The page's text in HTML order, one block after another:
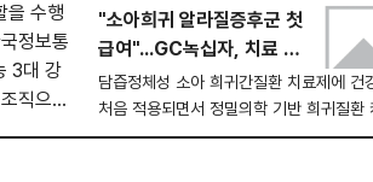
을 수행
정보통
3대 강
직으로
수성에 경고등이 켜진 가운데, 2026년을
본격화하는 ‘기관 투자의 시대’에서 생존
험대에 올랐다는 분석이다. 현지시각 기준
(USA) 가상자산 전문 매체 데일리코인은
가 2025년 한 해 동안 60 이상 하락
"소아희귀 알라질증후군 첫
급여"...GC녹십자, 치료 접
근성 전환점
담즙정체성 소아 희귀간질환 치료제에 건
처음 적용되면서 정밀의학 기반 희귀질환
형이 바뀌는 분위기다. GC녹십자가 개발